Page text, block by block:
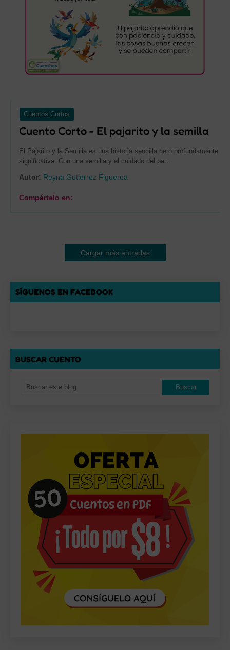
Cuentos Cortos
Cuento Corto - El pajarito y la semilla
El Pajarito y la Semilla es una historia sencilla pero profundamente
significativa. Con una semilla y el cuidado del pa…
Autor: Reyna Gutierrez Figueroa
Compártelo en:
Cargar más entradas
SÍGUENOS EN FACEBOOK
BUSCAR CUENTO